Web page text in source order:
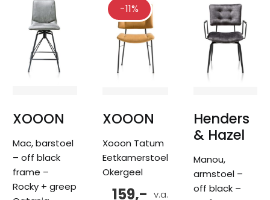
XOOON
Mac, barstoel
– off black
frame –
Rocky + greep
-11%
XOOON
Xooon Tatum
Eetkamerstoel
Okergeel
v.a.
159,-
Henders
& Hazel
Manou,
armstoel –
off black –